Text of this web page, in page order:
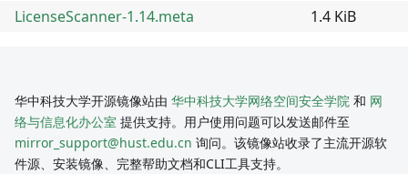
LicenseScanner-1.14.meta
1.4 KiB
华中科技大学开源镜像站由 华中科技大学网络空间安全学院 和 网
络与信息化办公室 提供支持。用户使用问题可以发送邮件至
mirror_support@hust.edu.cn 询问。该镜像站收录了主流开源软
件源、安装镜像、完整帮助文档和CLI工具支持。